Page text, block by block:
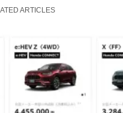
ARTICLES